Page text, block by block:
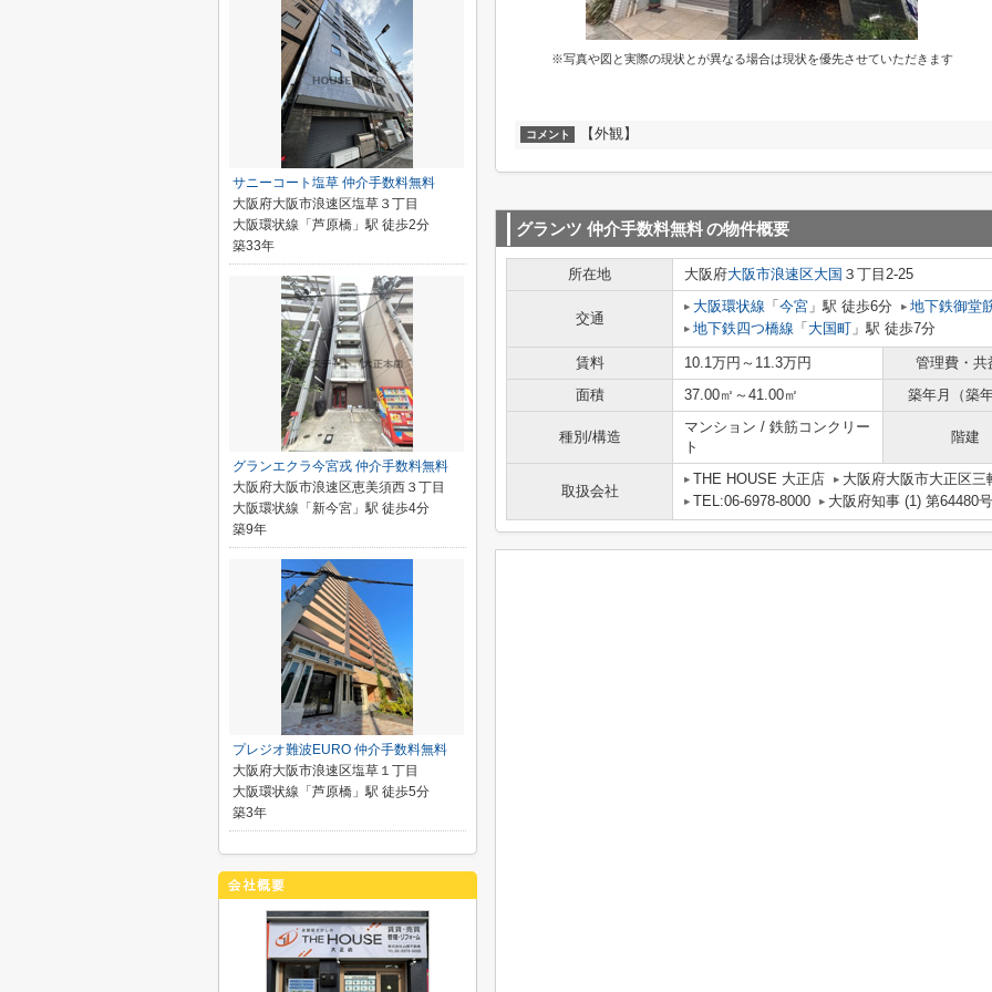
※写真や図と実際の現状とが異なる場合は現状を優先させていただきます
コメント 【外観】
グランツ 仲介手数料無料の物件概要
所在地 大阪府大阪市浪速区大国 ３丁目2-25
交通
大阪環状線 「 今宮 」駅 徒歩6分
地下鉄御堂
地下鉄四つ橋線 「 大国町 」駅 徒歩7分
賃料 10.1万円～11.3万円
管理費・共
面積
37.00㎡～41.00㎡ 築年月（築
種別/構造
マンション / 鉄筋コンクリー
ト
階建
取扱会社
THE HOUSE 大正店
大阪府大阪市大正区
TEL:06-6978-8000
大阪府知事 (1) 第64480号
サニーコート塩草 仲介手数料無料
大阪府大阪市浪速区塩草３丁目
大阪環状線「芦原橋」駅 徒歩2分
築33年
グランエクラ今宮戎 仲介手数料無料
大阪府大阪市浪速区恵美須西３丁目
大阪環状線「新今宮」駅 徒歩4分
築9年
プレジオ難波EURO 仲介手数料無料
大阪府大阪市浪速区塩草１丁目
大阪環状線「芦原橋」駅 徒歩5分
築3年